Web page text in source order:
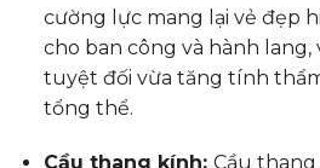
cường lực mang lại vẻ đẹp
cho ban công và hành lang,
tuyệt đối vừa tăng tính
tổng thể.
Cầu thang kính: Cầu